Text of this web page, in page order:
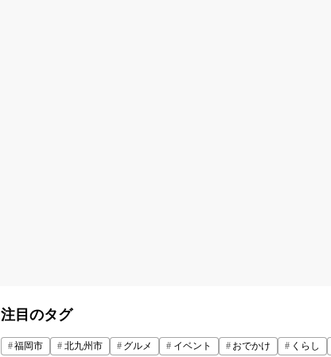
注目のタグ
福岡市 北九州市 グルメ イベント おでかけ くらし